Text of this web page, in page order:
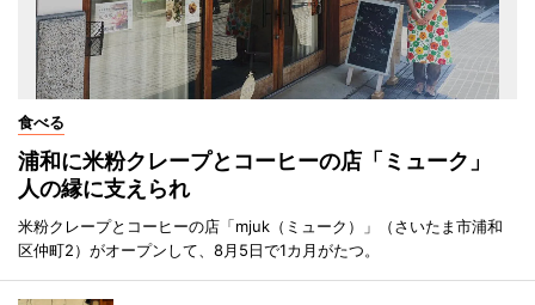
食べる
浦和に米粉クレープとコーヒーの店「ミューク」
人の縁に支えられ
米粉クレープとコーヒーの店「mjuk（ミューク）」（さいたま市浦和
区仲町2）がオープンして、8月5日で1カ月がたつ。